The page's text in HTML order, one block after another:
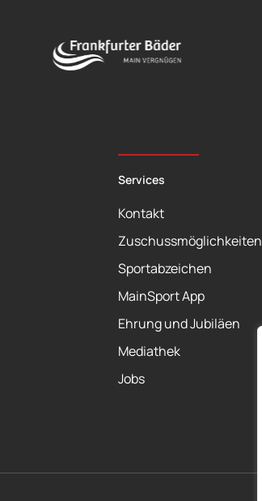
Services
Kontakt
Zuschussmöglichkeiten
Sportabzeichen
MainSport App
Ehrung und Jubiläen
Mediathek
Jobs